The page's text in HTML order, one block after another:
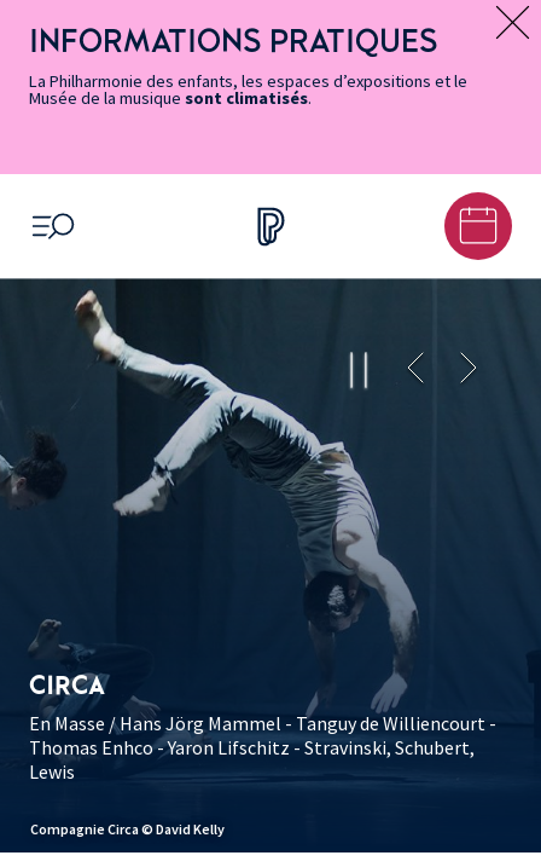
page
Accessibilité
accès
rapides
principal
contenu
principal
page
Message d’information
INFORMATIONS PRATIQUES
La Philharmonie des enfants, les espaces d’expositions et le
Musée de la musique sont climatisés.
OUVRIR LE MENU
Compagnie Circa © David Kelly
CIRCA
En Masse / Hans Jörg Mammel - Tanguy de Williencourt -
Thomas Enhco - Yaron Lifschitz - Stravinski, Schubert,
Lewis